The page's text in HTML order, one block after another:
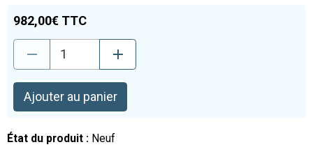
982,00€ TTC
Ajouter au panier
État du produit : Neuf